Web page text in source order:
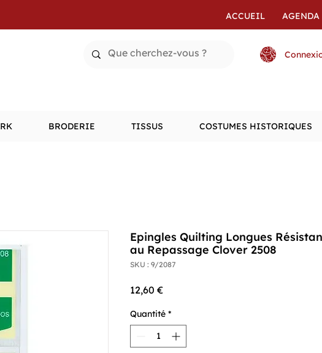
ACCUEIL AGENDA
BRODERIE TISSUS COSTUMES HISTORIQUES
Epingles Quilting Longues
au Repassage Clover 2508
SKU : 9/2087
12,60 €Prix
Quantité *